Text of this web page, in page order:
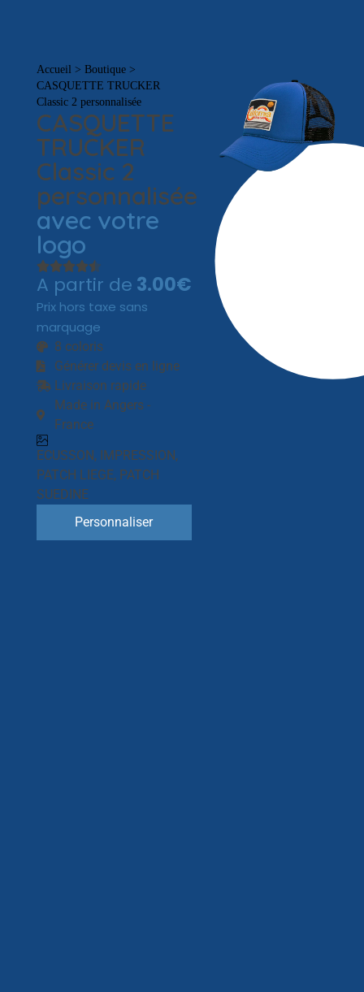
Accueil> Boutique>
CASQUETTE TRUCKER
Classic 2 personnalisée
CASQUETTE
TRUCKER
Classic 2
personnalisée
avec votre
logo
A partir de 3.00€
Prix hors taxe sans
marquage
8 coloris
Générer devis en ligne
Livraison rapide
Made in Angers -
France
ECUSSON, IMPRESSION,
PATCH LIEGE, PATCH
SUEDINE
Personnaliser